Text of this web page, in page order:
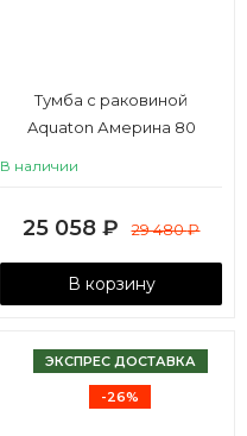
Тумба с раковиной
Aquaton Америна 80
В наличии
25 058 ₽ 29 480₽
В корзину
ЭКСПРЕС ДОСТАВКА
-26%